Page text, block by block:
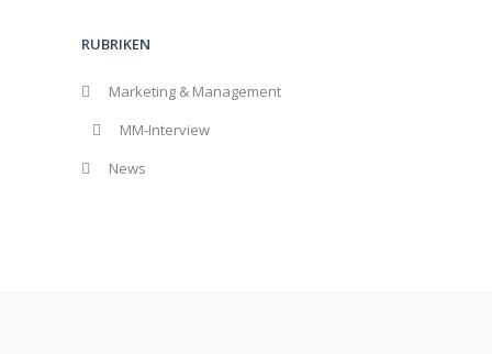
RUBRIKEN
Marketing & Management
MM-Interview
News